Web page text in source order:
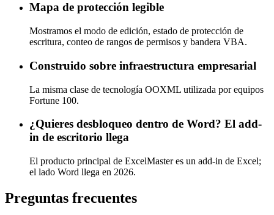
Mapa de protección legible
Mostramos el modo de edición, estado de protección de
escritura, conteo de rangos de permisos y bandera VBA.
Construido sobre infraestructura empresarial
La misma clase de tecnología OOXML utilizada por equipos
Fortune 100.
¿Quieres desbloqueo dentro de Word? El add-
in de escritorio llega
El producto principal de ExcelMaster es un add-in de Excel;
el lado Word llega en 2026.
Preguntas frecuentes